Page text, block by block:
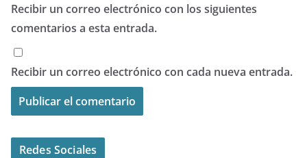
Recibir un correo electrónico con los siguientes
comentarios a esta entrada.
Recibir un correo electrónico con cada nueva entrada.
Redes Sociales